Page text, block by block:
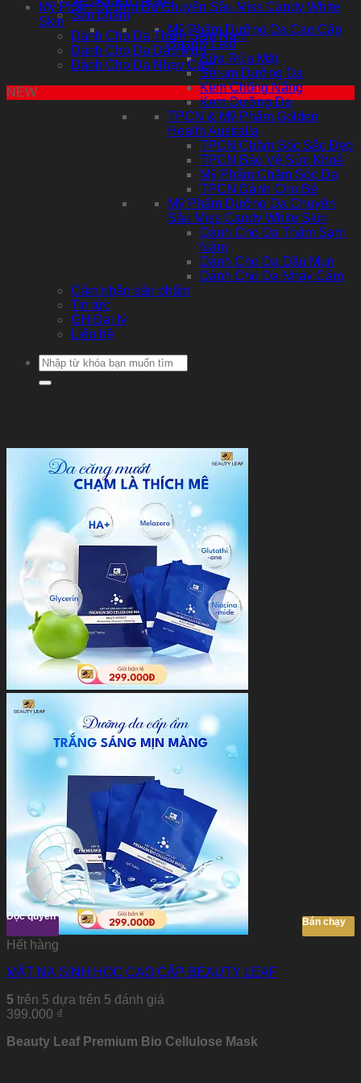
Sản phẩm
Mỹ Phẩm Dưỡng Da Cao Cấp
Beauty Leaf
Sữa Rửa Mặt
Serum Dưỡng Da
Kem Chống Nắng
Kem Dưỡng Da
TPCN & Mỹ Phẩm Golden
Health Australia
TPCN Chăm Sóc Sắc Đẹp
TPCN Bảo Vệ Sức Khoẻ
Mỹ Phẩm Chăm Sóc Da
TPCN Dành Cho Bé
Mỹ Phẩm Dưỡng Da Chuyên
Sâu Miss Candy White Skin
Dành Cho Da Thâm Sạm
Nám
Dành Cho Da Dầu Mụn
Dành Cho Da Nhạy Cảm
Cảm nhận sản phẩm
Tin tức
GH Đại lý
Liên hệ
Tìm
kiếm:
Mỹ Phẩm Dưỡng Da Chuyên Sâu Miss Candy White
Skin
Dành Cho Da Thâm Sạm Nám
Dành Cho Da Dầu Mụn
Dành Cho Da Nhạy Cảm
NEW
Hết hàng
Độc quyền Bán chạy
MẶT NẠ SINH HỌC CAO CẤP BEAUTY LEAF
5 trên 5 dựa trên 5 đánh giá
399.000 ₫
Beauty Leaf Premium Bio Cellulose Mask